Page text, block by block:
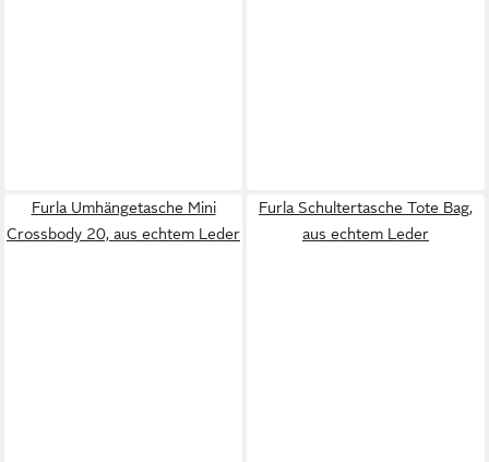
Furla Umhängetasche Mini
Crossbody 20, aus echtem Leder
Furla Schultertasche Tote Bag,
aus echtem Leder